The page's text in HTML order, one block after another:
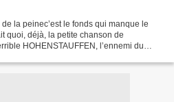
la peinec’est le fonds qui manque le
quoi, déjà, la petite chanson de
HOHENSTAUFFEN, l’ennemi du